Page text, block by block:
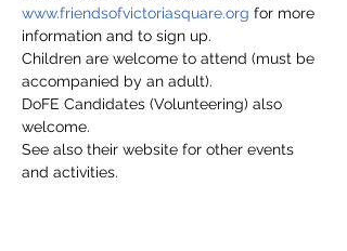
www.friendsofvictoriasquare.org for more
information and to sign up.
Children are welcome to attend (must be
accompanied by an adult).
DoFE Candidates (Volunteering) also
welcome.
See also their website for other events
and activities.